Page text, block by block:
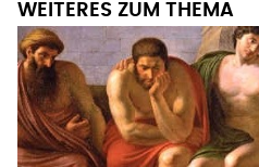
WEITERES ZUM THEMA